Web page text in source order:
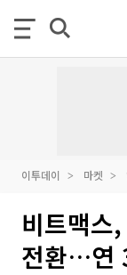
이투데이 마켓
비트맥
전환…연